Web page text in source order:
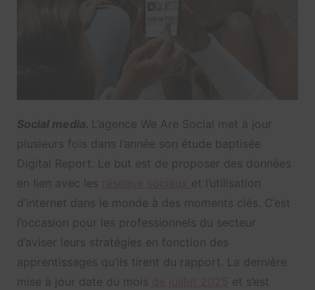
Social media. L’agence We Are Social met à jour
plusieurs fois dans l’année son étude baptisée
Digital Report. Le but est de proposer des données
en lien avec les
et l’utilisation
d’internet dans le monde à des moments clés. C’est
l’occasion pour les professionnels du secteur
d’aviser leurs stratégies en fonction des
apprentissages qu’ils tirent du rapport. La dernière
mise à jour date du mois
et s’est